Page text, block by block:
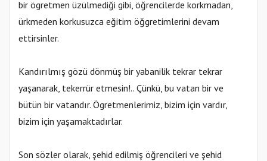
bir ögretmen üzülmediği gibi, öğrencilerde korkmadan,
ürkmeden korkusuzca eğitim öğgretimlerini devam
ettirsinler.
Kandırılmış gözü dönmüş bir yabanilik tekrar tekrar
yaşanarak, tekerrür etmesin!.. Çünkü, bu vatan bir ve
bütün bir vatandır. Ögretmenlerimiz, bizim için vardır,
bizim için yaşamaktadırlar.
Son sözler olarak, şehid edilmiş öğrencileri ve şehid